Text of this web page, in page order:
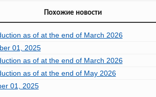
Похожие новости
as of at the end of March 2026
01, 2025
as of at the end of March 2026
as of at the end of May 2026
01, 2025